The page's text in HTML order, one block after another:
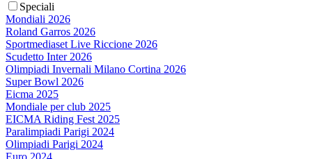
Speciali
Mondiali 2026
Roland Garros 2026
Sportmediaset Live Riccione 2026
Scudetto Inter 2026
Olimpiadi Invernali Milano Cortina 2026
Super Bowl 2026
Eicma 2025
Mondiale per club 2025
EICMA Riding Fest 2025
Paralimpiadi Parigi 2024
Olimpiadi Parigi 2024